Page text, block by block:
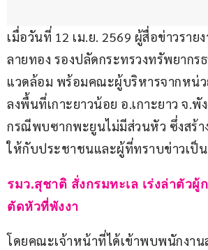
เมื่อวันที่ 12 เม.ย. 2569 ผู้สื่อข่าวราย
ลายทอง รองปลัดกระทรวงทรัพยากร
แวดล้อม พร้อมคณะผู้บริหารจากหน่ว
ลงพื้นที่เกาะยาวน้อย อ.เกาะยาว จ.พั
กรณีพบซากพะยูนไม่มีส่วนหัว ซึ่งสร้า
ให้กับประชาชนและผู้ที่ทราบข่าวเป็
รมว.สุชาติ สั่งกรมทะเล เร่งล่าตัว
ตัดหัวที่พังงา
โดยคณะเจ้าหน้าที่ได้เข้าพบพนักงา